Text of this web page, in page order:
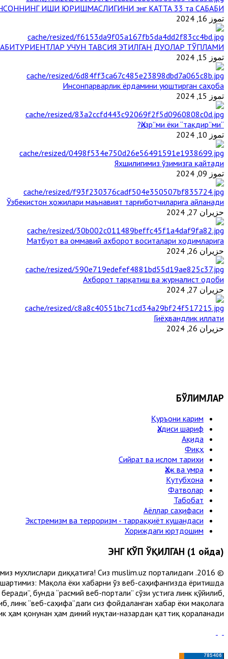
ИШИ ЮРИШМАСЛИГИНИ энг КАТТА 33 та САБАБИ
تموز 16, 2024
АБИТУРИЕНТЛАР УЧУН ТАВСИЯ ЭТИЛГАН ДУОЛАР ТЎПЛАМИ
تموز 15, 2024
Инсонпарварлик ёрдамини уюштирган саҳоба
تموز 15, 2024
“Ҳизр”ми ёки “тақдир”ми?
تموز 10, 2024
Яхшилигимиз ўзимизга қайтади
تموز 09, 2024
Ўзбекистон ҳожилари маънавият тарғиботчиларига айланади
حزيران 27, 2024
Матбуот ва оммавий ахборот воситалари ходимларига
حزيران 26, 2024
Ахборот тарқатиш ва журналист одоби
حزيران 27, 2024
Гиёҳвандлик иллати
حزيران 26, 2024
БЎЛИМЛАР
Қуръони карим
Ҳадиси шариф
Ақида
Фиқҳ
Сийрат ва ислом тарихи
Ҳаж ва умра
Кутубхона
Фатволар
Табобат
Аёллар саҳифаси
Экстремизм ва терроризм - тарраққиёт кушандаси
Хориждаги юртдошим
ЭНГ КЎП ЎҚИЛГАН (1 ойда)
мухлислари диққатига! Сиз muslim.uz порталидаги
Мақола ёки хабарни ўз веб-саҳифангизда ёритишда
бунда “расмий веб-портали” сўзи устига линк қўйилиб,
линк “веб-саҳифа”даги сиз фойдаланган хабар ёки мақолага
ҳам қонунан ҳам диний нуқтаи-назардан қаттиқ қораланади.